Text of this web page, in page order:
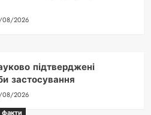
2026
підтверджені
застосування
2026
факти